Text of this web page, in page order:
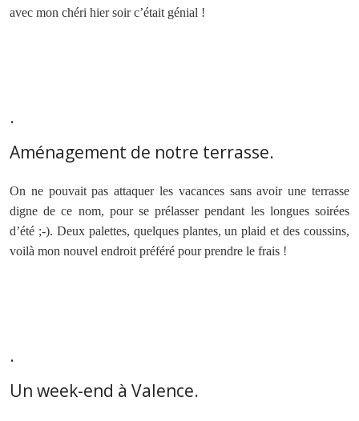
avec mon chéri hier soir c’était génial !
.
Aménagement de notre terrasse.
On ne pouvait pas attaquer les vacances sans avoir une terrasse
digne de ce nom, pour se prélasser pendant les longues soirées
d’été ;-). Deux palettes, quelques plantes, un plaid et des coussins,
voilà mon nouvel endroit préféré pour prendre le frais !
.
Un week-end à Valence.